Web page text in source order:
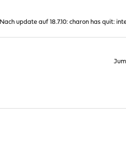
Nach update auf 18.7.10: charon has quit: